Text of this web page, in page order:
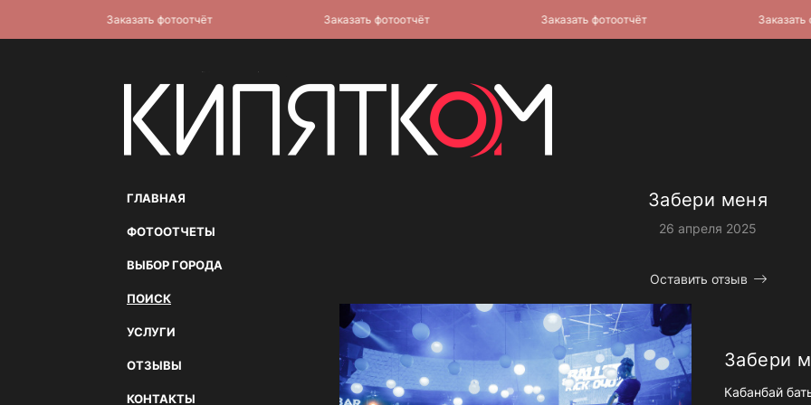
ГЛАВНАЯ
ФОТООТЧЕТЫ
ВЫБОР ГОРОДА
ПОИСК
УСЛУГИ
ОТЗЫВЫ
КОНТАКТЫ
Забери меня
26 апреля 2025
Оставить отзыв
Забери
Кабанбай
Заказать фотоотчёт Заказать фотоотчёт Заказать фотоотчёт Заказать